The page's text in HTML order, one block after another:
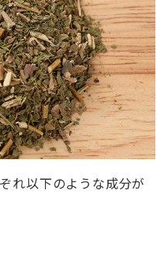
れ以下のような成分が